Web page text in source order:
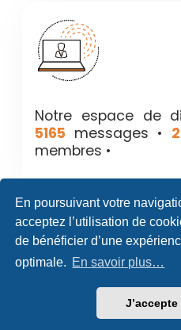
En poursuivant votre
acceptez l’utilisation de
de bénéficier d’une
optimale. En savoir plus…
J’accepte
Notre espace de
5165 messages •
membres •
CONDITIONS
POLITIQUE
Héritage &